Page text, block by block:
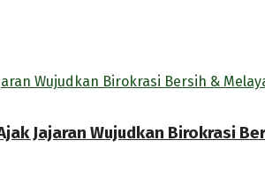
Jajaran Wujudkan Birokrasi